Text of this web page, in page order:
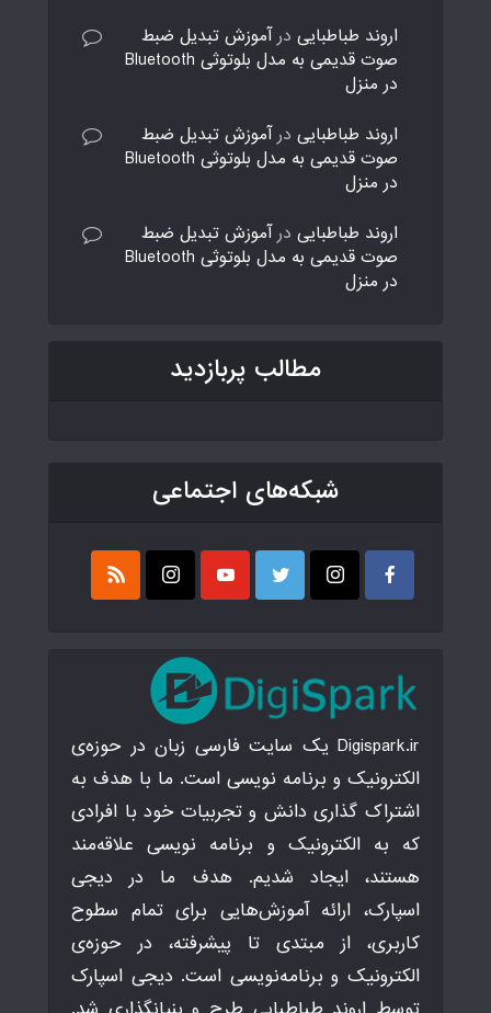
اروند طباطبایی درآموزش تبدیل ضبط
صوت قدیمی به مدل بلوتوثی Bluetooth
در منزل
اروند طباطبایی درآموزش تبدیل ضبط
صوت قدیمی به مدل بلوتوثی Bluetooth
در منزل
اروند طباطبایی درآموزش تبدیل ضبط
صوت قدیمی به مدل بلوتوثی Bluetooth
در منزل
مطالب پربازدید
شبکه‌های اجتماعی
Digispark.ir یک سایت فارسی زبان در حوزه‌ی
الکترونیک و برنامه نویسی است. ما با هدف به
اشتراک گذاری دانش و تجربیات خود با افرادی
که به الکترونیک و برنامه نویسی علاقه‌مند
هستند، ایجاد شدیم. هدف ما در دیجی
اسپارک، ارائه آموزش‌هایی برای تمام سطوح
کاربری، از مبتدی تا پیشرفته، در حوزه‌ی
الکترونیک و برنامه‌نویسی است. دیجی اسپارک